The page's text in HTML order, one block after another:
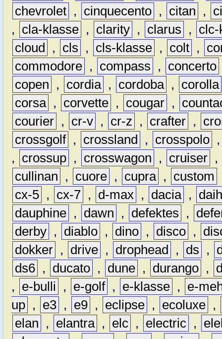
chevrolet , cinquecento , citan ,
,
cla-klasse , clarity , clarus ,
clc-
cloud
, cls , cls-klasse , colt ,
commodore , compass , concerto
copen
, cordia , cordoba ,
corolla
corsa , corvette , cougar ,
courier , cr-v , cr-z , crafter ,
crossgolf , crossland , crosspolo
,
crossup , crosswagon , cruiser ,
cullinan
, cuore , cupra , custom
cx-5 , cx-7 , d-max , dacia ,
dauphine , dawn , defektes ,
derby , diablo , dino , disco ,
dokker , drive , drophead , ds ,
ds6 , ducato , dune , durango ,
,
e-bulli , e-golf , e-klasse ,
e-
up , e3 , e9 , eclipse , ecoluxe ,
elan
, elantra , elc , electric ,